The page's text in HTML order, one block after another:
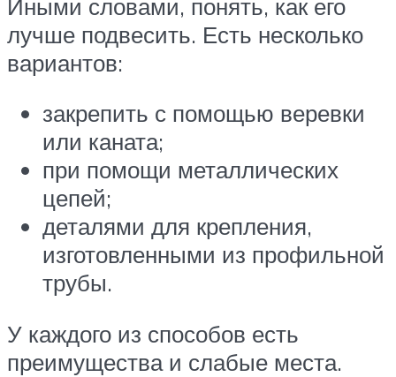
Иными словами, понять, как его
лучше подвесить. Есть несколько
вариантов:
закрепить с помощью веревки
или каната;
при помощи металлических
цепей;
деталями для крепления,
изготовленными из профильной
трубы.
У каждого из способов есть
преимущества и слабые места.